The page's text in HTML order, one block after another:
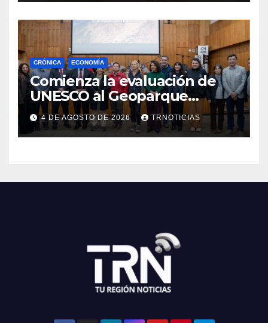
CRÓNICA ECONOMÍA
Comienza la evaluación de
UNESCO al Geoparque
Aspirante Pillanmapu en el
Maule
4 DE AGOSTO DE 2026 TRNOTICIAS